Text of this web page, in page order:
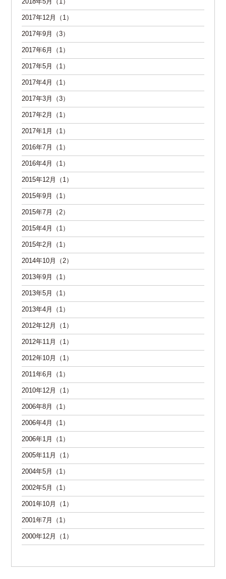
2017年12月（1）
2017年9月（3）
2017年6月（1）
2017年5月（1）
2017年4月（1）
2017年3月（3）
2017年2月（1）
2017年1月（1）
2016年7月（1）
2016年4月（1）
2015年12月（1）
2015年9月（1）
2015年7月（2）
2015年4月（1）
2015年2月（1）
2014年10月（2）
2013年9月（1）
2013年5月（1）
2013年4月（1）
2012年12月（1）
2012年11月（1）
2012年10月（1）
2011年6月（1）
2010年12月（1）
2006年8月（1）
2006年4月（1）
2006年1月（1）
2005年11月（1）
2004年5月（1）
2002年5月（1）
2001年10月（1）
2001年7月（1）
2000年12月（1）